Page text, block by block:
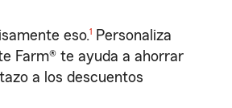
eso.1
Personaliza
Farm® te ayuda a ahorrar
a los descuentos